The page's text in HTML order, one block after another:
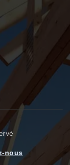
nous